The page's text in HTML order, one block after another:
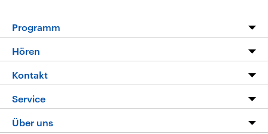
Programm
Programm
Die Nachrichten
Nachrichtenleicht
Neue Beiträge auf dlf.de
Hören
Livestream
Podcasts
Deutschlandfunk App
Kontakt
Hörerservice
Service
FAQ
Über uns